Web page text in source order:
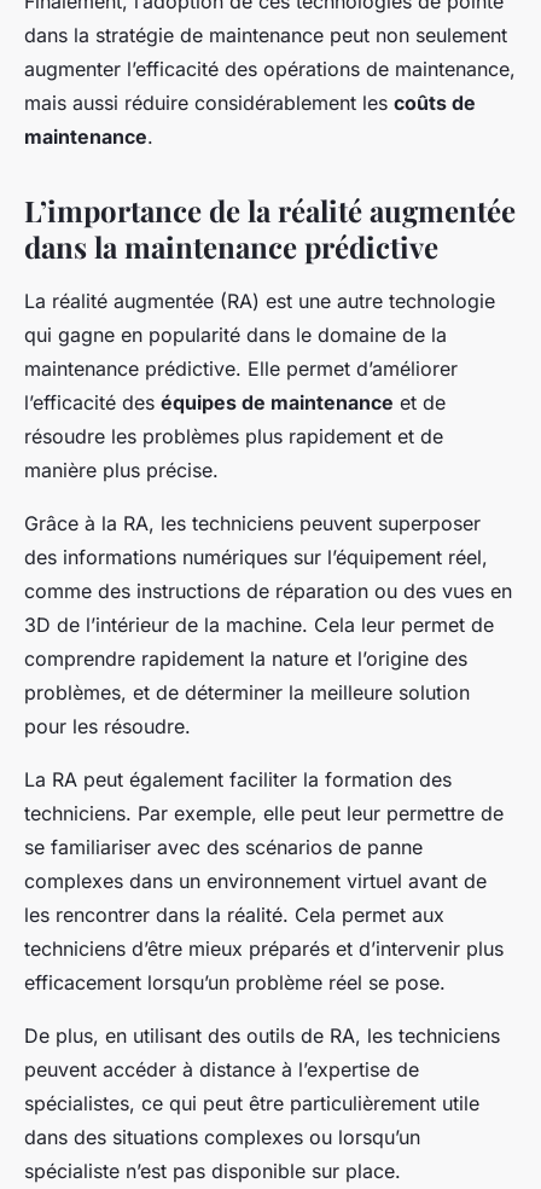
dans la stratégie de maintenance peut non seulement
augmenter l’efficacité des opérations de maintenance,
mais aussi réduire considérablement les coûts de
maintenance.
L’importance de la réalité augmentée
dans la maintenance prédictive
La réalité augmentée (RA) est une autre technologie
qui gagne en popularité dans le domaine de la
maintenance prédictive. Elle permet d’améliorer
l’efficacité des équipes de maintenance et de
résoudre les problèmes plus rapidement et de
manière plus précise.
Grâce à la RA, les techniciens peuvent superposer
des informations numériques sur l’équipement réel,
comme des instructions de réparation ou des vues en
3D de l’intérieur de la machine. Cela leur permet de
comprendre rapidement la nature et l’origine des
problèmes, et de déterminer la meilleure solution
pour les résoudre.
La RA peut également faciliter la formation des
techniciens. Par exemple, elle peut leur permettre de
se familiariser avec des scénarios de panne
complexes dans un environnement virtuel avant de
les rencontrer dans la réalité. Cela permet aux
techniciens d’être mieux préparés et d’intervenir plus
efficacement lorsqu’un problème réel se pose.
De plus, en utilisant des outils de RA, les techniciens
peuvent accéder à distance à l’expertise de
spécialistes, ce qui peut être particulièrement utile
dans des situations complexes ou lorsqu’un
spécialiste n’est pas disponible sur place.